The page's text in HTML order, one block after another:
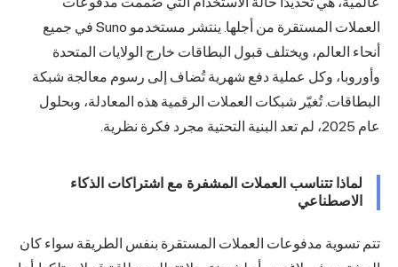
المستقرة
من أجلها. ينتشر مستخدمو Suno في جميع
العالم، ويختلف قبول البطاقات خارج الولايات المتحدة
وكل عملية دفع شهرية تُضاف إلى رسوم معالجة شبكة
تُغيّر شبكات العملات الرقمية هذه المعادلة، وبحلول
تتناسب العملات المشفرة مع اشتراكات الذكاء
مدفوعات العملات المستقرة بنفس الطريقة سواء كان